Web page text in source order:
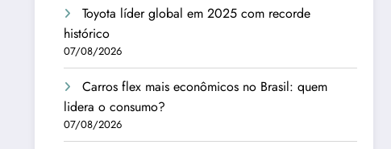
Toyota líder global em 2025 com recorde
histórico
07/08/2026
Carros flex mais econômicos no Brasil: quem
lidera o consumo?
07/08/2026